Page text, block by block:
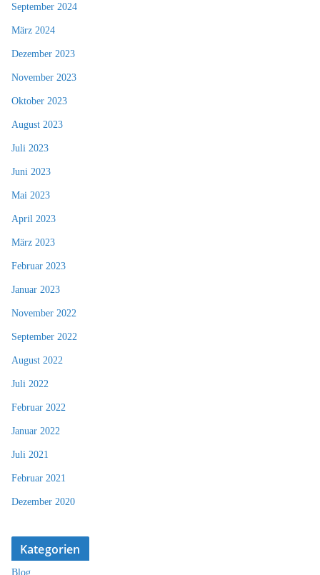
September 2024
März 2024
Dezember 2023
November 2023
Oktober 2023
August 2023
Juli 2023
Juni 2023
Mai 2023
April 2023
März 2023
Februar 2023
Januar 2023
November 2022
September 2022
August 2022
Juli 2022
Februar 2022
Januar 2022
Juli 2021
Februar 2021
Dezember 2020
Kategorien
Blog